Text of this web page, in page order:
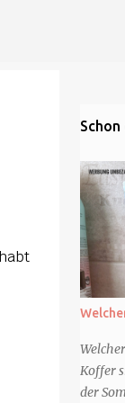
Schon
Koffer
der